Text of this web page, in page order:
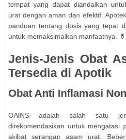
tempat yang dapat diandalkan
urat dengan aman dan efektif.
panduan tentang dosis yang tepat
untuk memaksimalkan manfaatnya. 💊
Jenis-Jenis Obat
Tersedia di Apotik
Obat Anti Inflamasi
OAINS adalah salah satu
direkomendasikan untuk mengatasi
akibat serangan asam urat.